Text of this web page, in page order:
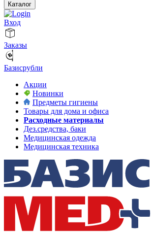
Каталог
Вход
Заказы
Базисрубли
Акции
Новинки
Предметы гигиены
Товары для дома и офиса
Расходные материалы
Дез.средства, баки
Медицинская одежда
Медицинская техника